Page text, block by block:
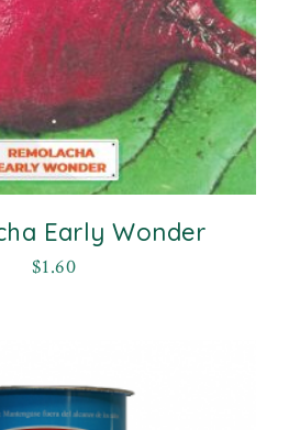
Early Wonder
$1.60